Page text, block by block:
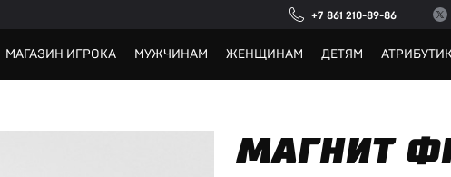
+7 861 210-89-86
МАГАЗИН ИГРОКА МУЖЧИНАМ ЖЕНЩИНАМ ДЕТЯМ
МАГНИТ